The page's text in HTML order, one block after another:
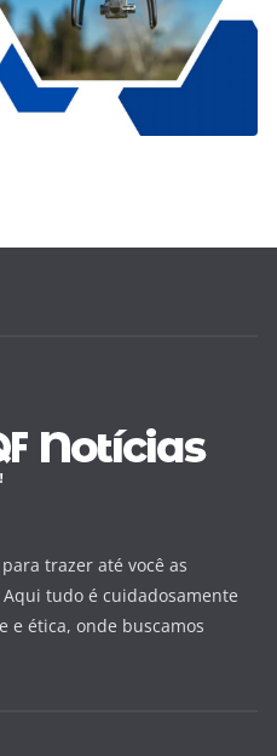
trazer até você as
tudo é cuidadosamente
e ética, onde buscamos